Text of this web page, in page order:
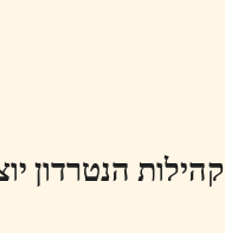
6 קהילות הנטרדון